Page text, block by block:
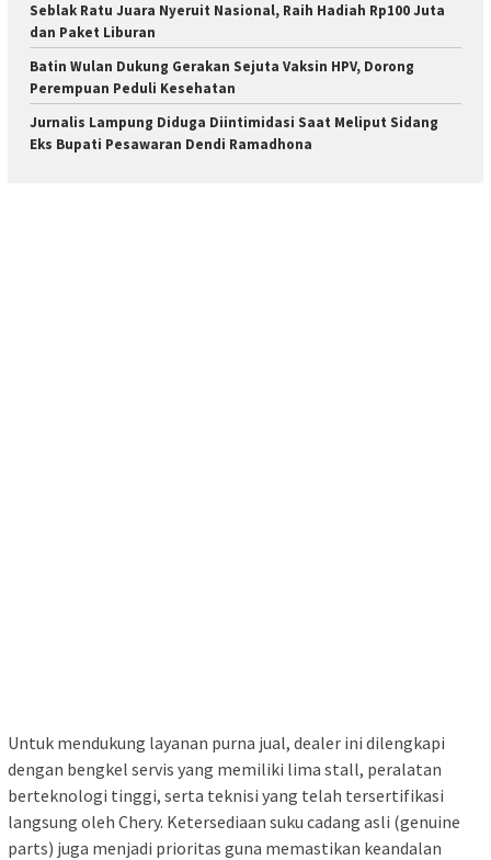
Seblak Ratu Juara Nyeruit Nasional, Raih Hadiah Rp100 Juta
dan Paket Liburan
Batin Wulan Dukung Gerakan Sejuta Vaksin HPV, Dorong
Perempuan Peduli Kesehatan
Jurnalis Lampung Diduga Diintimidasi Saat Meliput Sidang
Eks Bupati Pesawaran Dendi Ramadhona
Untuk mendukung layanan purna jual, dealer ini dilengkapi
dengan bengkel servis yang memiliki lima stall, peralatan
berteknologi tinggi, serta teknisi yang telah tersertifikasi
langsung oleh Chery. Ketersediaan suku cadang asli (genuine
parts) juga menjadi prioritas guna memastikan keandalan